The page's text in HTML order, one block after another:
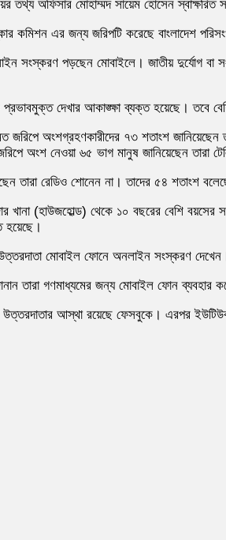
তথ্য অফিসার মোহাম্মদ সায়েম হোসেন স্বাক্ষরিত
কমিশন এর জন্য জরিপটি করেছে বাংলাদেশ
পড়ছেন মোবাইলে। জাতীয় দুর্যোগ বা
দেখার আকাঙ্ক্ষা ব্যক্ত হয়েছে। তবে
জরিপে অংশগ্রহণকারীদের ৭৩ শতাংশ
অংশ নেওয়া ৬৫ ভাগ মানুষ জানিয়েছেন তারা
তারা রেডিও শোনেন না। তাদের ৫৪ শতাংশ
খানা (হাউজহোল্ড) থেকে ১০ বছরের বেশি
হয়েছে।
মোবাইল ফোনে অনলাইন সংস্করণ
তারা গণমাধ্যমের জন্য মোবাইল ফোন ব্যবহার
আস্থা রয়েছে ফেসবুকে। এরপর